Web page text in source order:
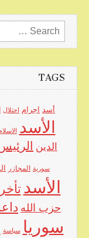
Search
for:
TAGS
أسد اجرام احتلال
الأسد
الدين
سورية المجازر
الأسد تأخر
حزب الله
سوريا سياسة